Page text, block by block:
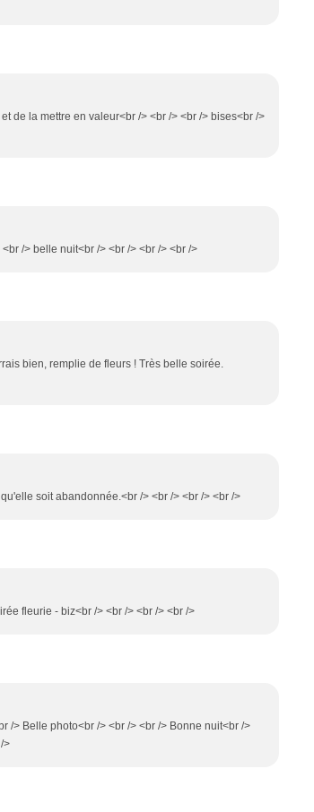
de la mettre en valeur<br /> <br /> <br /> bises<br />
/> belle nuit<br /> <br /> <br /> <br />
bien, remplie de fleurs ! Très belle soirée.
soit abandonnée.<br /> <br /> <br /> <br />
fleurie - biz<br /> <br /> <br /> <br />
/> Belle photo<br /> <br /> <br /> Bonne nuit<br />
>